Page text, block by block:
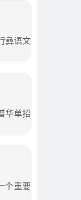
彝语文
华单招
个重要